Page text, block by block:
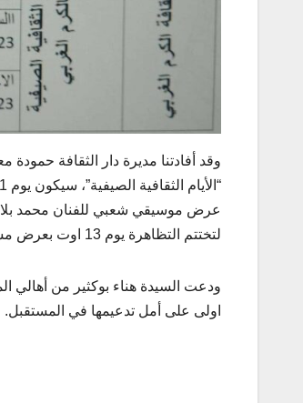
وقد أفادتنا مديرة دار الثقافة حمودة
لتختتم التظاهرة يوم 13 اوت بعرض مسرحي بعنوان “كلون ستوري” لجمعية الشباب المسرحي بحمام سوسة.
ودعت السيدة هناء بوكثير من أهالي
اولى على أمل تدعيمها في المستقبل.